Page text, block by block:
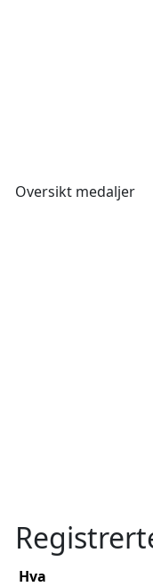
Oversikt medaljer
Hva